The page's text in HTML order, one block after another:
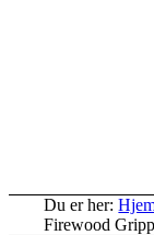
Du er her:
Firewood